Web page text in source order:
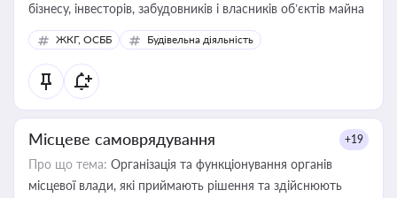
бізнесу, інвесторів, забудовників і власників об’єктів майна
ЖКГ, ОСББ Будівельна діяльність
Місцеве самоврядування +19
Про що тема: Організація та функціонування органів
місцевої влади, які приймають рішення та здійснюють